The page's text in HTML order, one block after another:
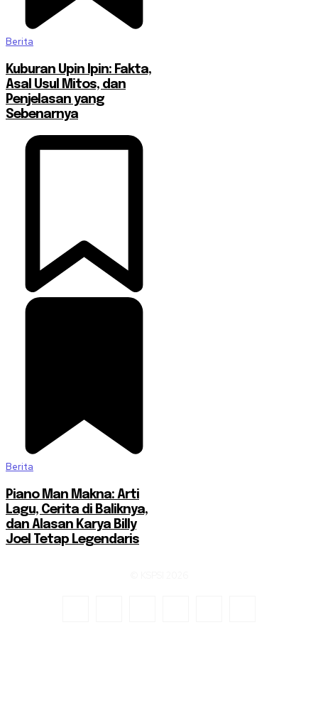
Berita
Kuburan Upin Ipin: Fakta,
Asal Usul Mitos, dan
Penjelasan yang
Sebenarnya
Berita
Piano Man Makna: Arti
Lagu, Cerita di Baliknya,
dan Alasan Karya Billy
Joel Tetap Legendaris